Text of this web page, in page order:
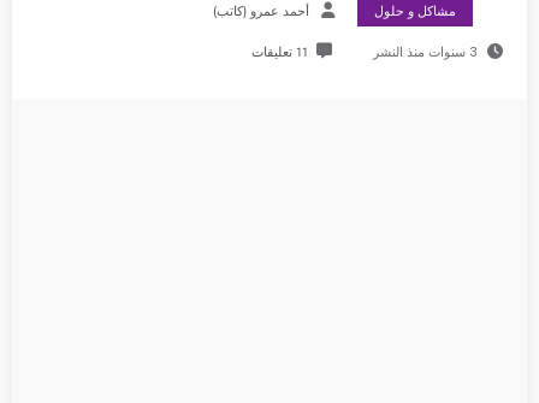
مشاكل و حلول أحمد عمرو (كاتب)
3 سنوات منذ النشر 11 تعليقات